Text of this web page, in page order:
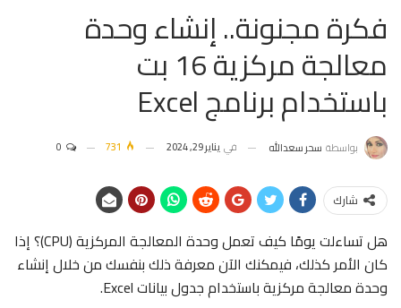
فكرة مجنونة.. إنشاء وحدة
معالجة مركزية 16 بت
باستخدام برنامج Excel
بواسطة سحر سعدالله في يناير 29, 2024
شارك
هل تساءلت يومًا كيف تعمل وحدة المعالجة المركزية (CPU)؟ إذا
كان الأمر كذلك، فيمكنك الآن معرفة ذلك بنفسك من خلال إنشاء
وحدة معالجة مركزية باستخدام جدول بيانات Excel.